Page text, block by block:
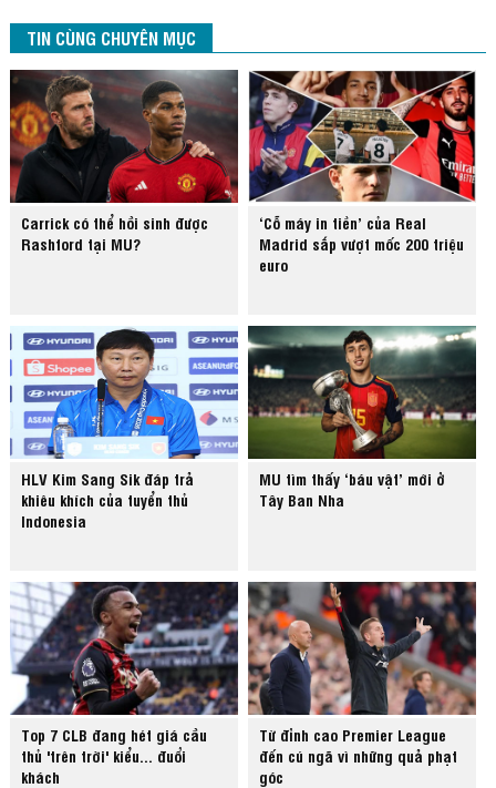
TIN CÙNG CHUYÊN MỤC
Carrick có thể hồi sinh được
Rashford tại MU?
‘Cỗ máy in tiền’ của Real
Madrid sắp vượt mốc 200 triệu
euro
HLV Kim Sang Sik đáp trả
khiêu khích của tuyển thủ
Indonesia
MU tìm thấy ‘báu vật’ mới ở
Tây Ban Nha
Top 7 CLB đang hét giá cầu
thủ 'trên trời' kiểu... đuổi
khách
Từ đỉnh cao Premier League
đến cú ngã vì những quả phạt
góc